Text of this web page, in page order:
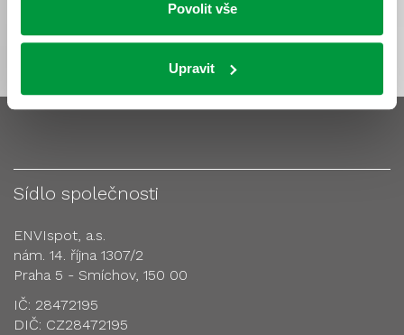
Povolit vše
Upravit
Sídlo společnosti
ENVIspot, a.s.
nám. 14. října 1307/2
Praha 5 - Smíchov, 150 00
IČ: 28472195
DIČ: CZ28472195